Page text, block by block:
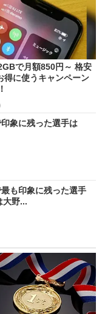
で月額850円～ 格安
得に使うキャンペーン
印象に残った選手は
も印象に残った選手
野...